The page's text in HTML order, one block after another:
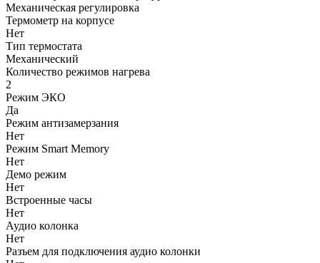
Механическая регулировка
Термометр на корпусе
Нет
Тип термостата
Механический
Количество режимов нагрева
2
Режим ЭКО
Да
Режим антизамерзания
Нет
Режим Smart Memory
Нет
Демо режим
Нет
Встроенные часы
Нет
Аудио колонка
Нет
Разъем для подключения аудио колонки